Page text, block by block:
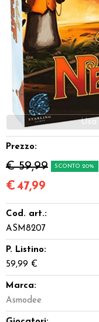
Dadi
Accessori
Giocattoli e Gadget
Offerte del Dragone
Prezzo:
€ 59,99 SCONTO 20%
€47,99
Cod. art.:
ASM8207
P. Listino:
59,99 €
Marca:
Asmodee